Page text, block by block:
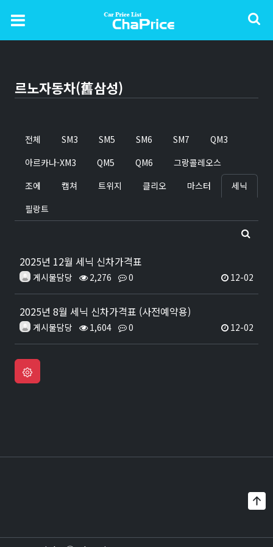
르노자동차(舊삼성)
전체 SM3 SM5 SM6 SM7
QM3
아르카나-XM3
QM5 QM6
그랑콜레오스
조에
캡쳐 트위지 클리오 마스터
세닉
필랑트
2025년 12월 세닉 신차가격표
게시물담당 2,276 0 12-02
2025년 8월 세닉 신차가격표 (사전예약용)
게시물담당 1,604 0 12-02